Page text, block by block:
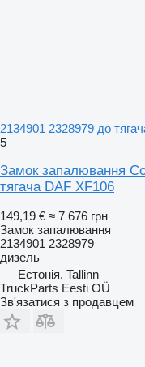
2134901 2328979 до
5
Замок запалювання
тягача DAF XF106
149,19 € ≈ 7 676 грн
Замок запалювання
2134901 2328979
дизель
Естонія, Tallinn
TruckParts Eesti OÜ
Зв'язатися з продавцем